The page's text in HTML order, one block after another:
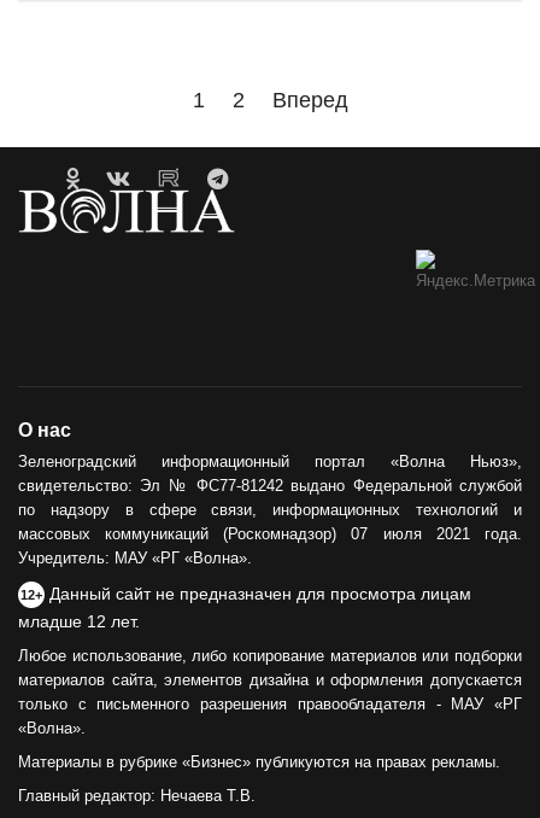
1 2 Вперед
О нас
Зеленоградский информационный портал «Волна Ньюз»,
свидетельство: Эл № ФС77-81242 выдано Федеральной службой
по надзору в сфере связи, информационных технологий и
массовых коммуникаций (Роскомнадзор) 07 июля 2021 года.
Учредитель: МАУ «РГ «Волна».
12+ Данный сайт не предназначен для просмотра лицам
младше 12 лет.
Любое использование, либо копирование материалов или подборки
материалов сайта, элементов дизайна и оформления допускается
только с письменного разрешения правообладателя - МАУ «РГ
«Волна».
Материалы в рубрике «Бизнес» публикуются на правах рекламы.
Главный редактор: Нечаева Т.В.